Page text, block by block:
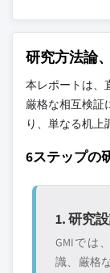
研究方法論
本レポートは、
厳格な相互検証
り、単なる机上
6ステップの
1. 研究
GMIでは
識、厳格